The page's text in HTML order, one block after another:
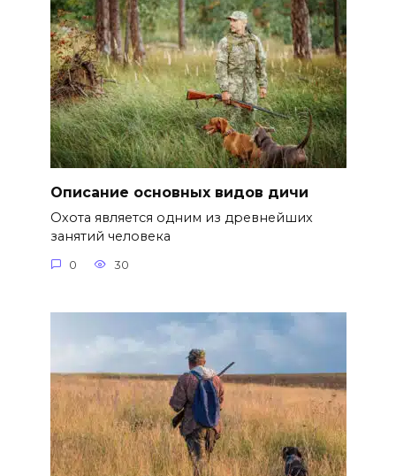
Описание основных видов дичи
Охота является одним из древнейших
занятий человека
0 30